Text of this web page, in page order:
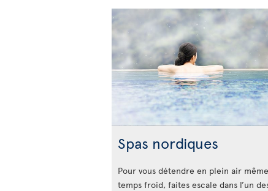
Spas nordiques
Pour vous détendre en plein air
temps froid, faites escale dans l’un